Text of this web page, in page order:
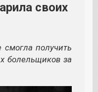
своих
смогла получить
болельщиков за